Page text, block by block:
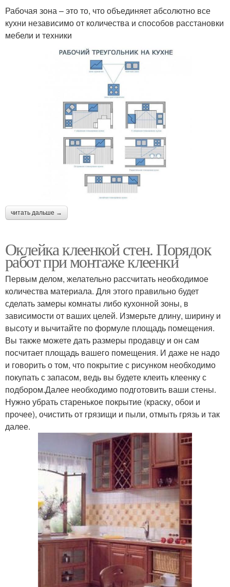
Рабочая зона – это то, что объединяет абсолютно все
кухни независимо от количества и способов расстановки
мебели и техники
читать дальше →
Оклейка клеенкой стен. Порядок
работ при монтаже клеенки
Первым делом, желательно рассчитать необходимое
количества материала. Для этого правильно будет
сделать замеры комнаты либо кухонной зоны, в
зависимости от ваших целей. Измерьте длину, ширину и
высоту и вычитайте по формуле площадь помещения.
Вы также можете дать размеры продавцу и он сам
посчитает площадь вашего помещения. И даже не надо
и говорить о том, что покрытие с рисунком необходимо
покупать с запасом, ведь вы будете клеить клеенку с
подбором.Далее необходимо подготовить ваши стены.
Нужно убрать старенькое покрытие (краску, обои и
прочее), очистить от грязищи и пыли, отмыть грязь и так
далее.